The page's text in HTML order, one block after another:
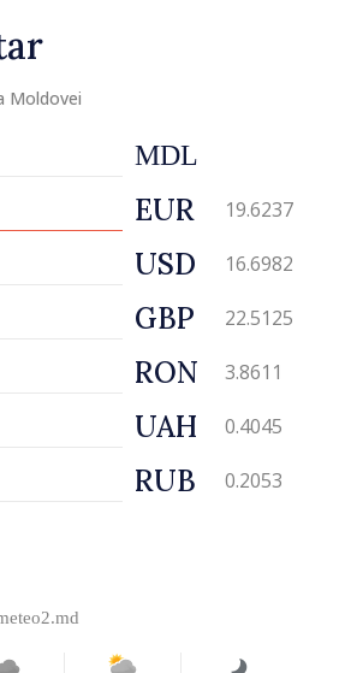
Moldovei
MDL
EUR 19.6237
USD 16.6982
GBP 22.5125
RON 3.8611
UAH 0.4045
RUB 0.2053